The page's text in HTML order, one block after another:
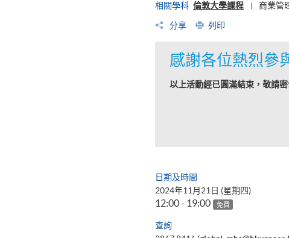
相關學科 倫敦大學課程 商業管
分享 列印
感謝各位熱烈參
以上活動經已圓滿結束，敬請
日期及時間
2024年11月21日 (星期四)
12:00 - 19:00 免費
查詢